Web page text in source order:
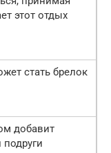
этот отдых
стать брелок
добавит
подруги